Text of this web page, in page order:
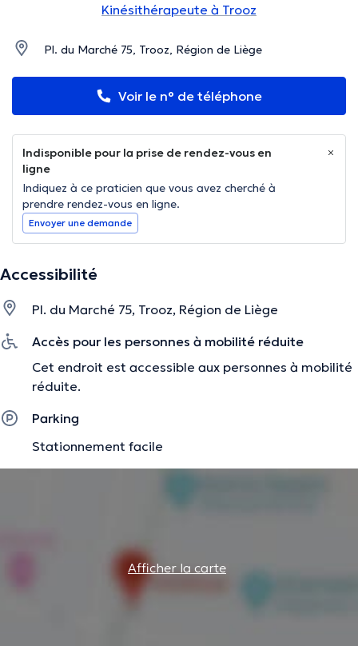
Kinésithérapeute à Trooz
Pl. du Marché 75, Trooz, Région de Liège
Voir le n° de téléphone
Indisponible pour la prise de rendez-vous en
ligne
Indiquez à ce praticien que vous avez cherché à
prendre rendez-vous en ligne.
Envoyer une demande
Accessibilité
Pl. du Marché 75, Trooz, Région de Liège
Accès pour les personnes à mobilité réduite
Cet endroit est accessible aux personnes à mobilité
réduite.
Parking
Stationnement facile
Afficher la carte